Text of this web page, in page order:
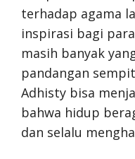
terhadap agama
inspirasi bagi
masih banyak
pandangan
Adhisty bisa
bahwa hidup
dan selalu